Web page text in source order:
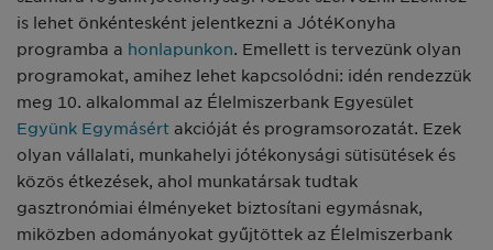
is lehet önkéntesként jelentkezni a JótéKonyha
programba a honlapunkon. Emellett is tervezünk olyan
programokat, amihez lehet kapcsolódni: idén rendezzük
meg 10. alkalommal az Élelmiszerbank Egyesület
Együnk Egymásért akcióját és programsorozatát. Ezek
olyan vállalati, munkahelyi jótékonysági sütisütések és
közös étkezések, ahol munkatársak tudtak
gasztronómiai élményeket biztosítani egymásnak,
miközben adományokat gyűjtöttek az Élelmiszerbank